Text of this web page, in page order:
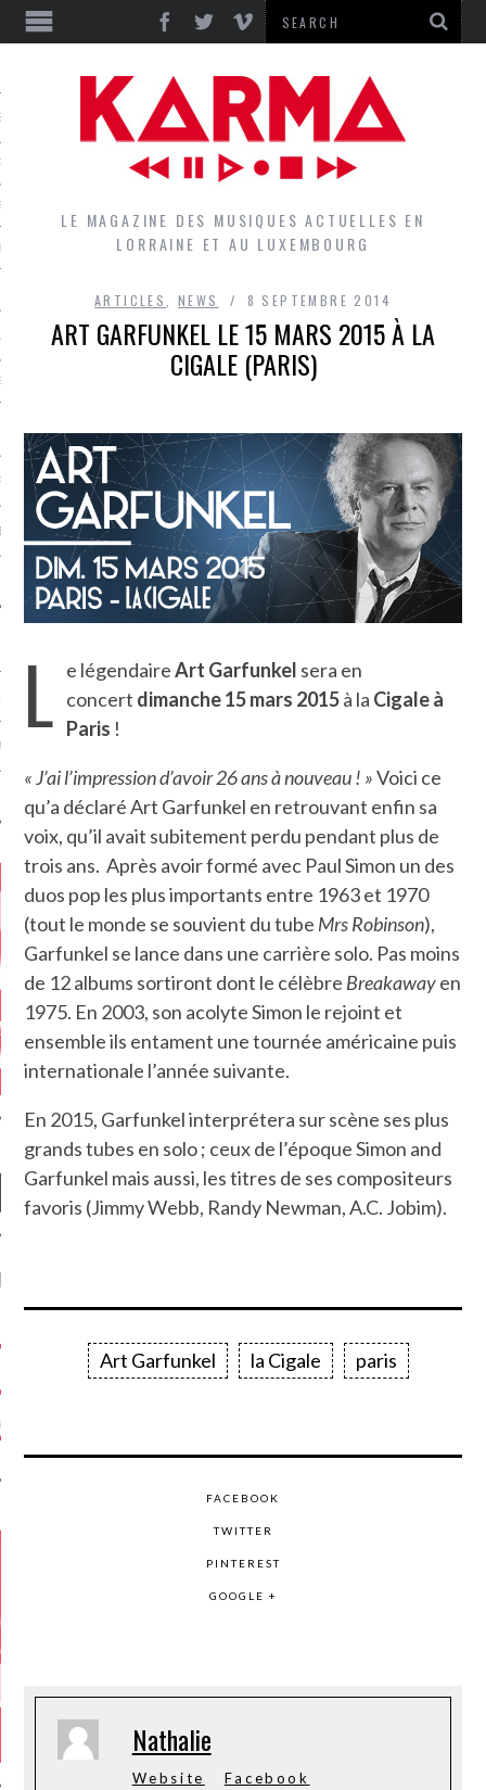
GROUPES DU LOCAL
CRITIQUES
5.4
CLAN – A BE...
– HEL...
LE MAGAZINE DES MUSIQUES ACTUELLES EN
LORRAINE ET AU LUXEMBOURG
ARTICLES ,NEWS 8 SEPTEMBRE 2014
ART GARFUNKEL LE 15 MARS 2015 À LA
CIGALE (PARIS)
L e légendaireArt Garfunkel sera en
concert dimanche 15 mars 2015à la Cigale à
Paris !
« J’ai l’impression d’avoir 26 ans à nouveau ! »Voici ce
qu’a déclaré Art Garfunkel en retrouvant enfin sa
voix, qu’il avait subitement perdu pendant plus de
trois ans. Après avoir formé avec Paul Simon un des
duos pop les plus importants entre 1963 et 1970
(tout le monde se souvient du tube Mrs Robinson),
Garfunkel se lance dans une carrière solo. Pas moins
de 12 albums sortiront dont le célèbre Breakawayen
1975. En 2003, son acolyte Simon le rejoint et
ensemble ils entament une tournée américaine puis
internationale l’année suivante.
En 2015, Garfunkel interprétera sur scène ses plus
grands tubes en solo ; ceux de l’époque Simon and
Garfunkel mais aussi, les titres de ses compositeurs
favoris (Jimmy Webb, Randy Newman, A.C. Jobim).
Art Garfunkel la Cigale paris
FACEBOOK
TWITTER
PINTEREST
GOOGLE +
Nathalie
Website Facebook